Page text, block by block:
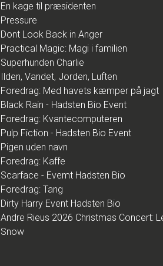
En kage til præsidenten
Pressure
Dont Look Back in Anger
Practical Magic: Magi i familien
Superhunden Charlie
Ilden, Vandet, Jorden, Luften
Foredrag: Med havets kæmper på jagt
Black Rain - Hadsten Bio Event
Foredrag: Kvantecomputeren
Pulp Fiction - Hadsten Bio Event
Pigen uden navn
Foredrag: Kaffe
Scarface - Evemt Hadsten Bio
Foredrag: Tang
Dirty Harry Event Hadsten Bio
Andre Rieus 2026 Christmas Concert:
Snow